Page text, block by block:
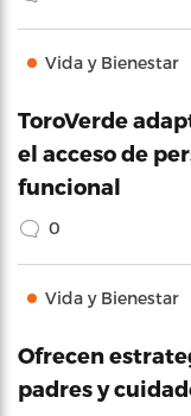
Vida y Bienestar
ToroVerde
el acceso de
funcional
0
Vida y Bienestar
Ofrecen
padres y